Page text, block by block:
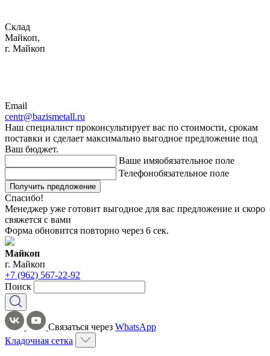
Склад
Майкоп,
г. Майкоп
Email
centr@bazismetall.ru
Наш специалист проконсультирует вас по стоимости, срокам
поставки и сделает максимально выгодное предложение под
Ваш бюджет.
Ваше имяобязательное поле
Телефонобязательное поле
Получить предложение
Спасибо!
Менеджер уже готовит выгодное для вас предложение и скоро
свяжется с вами
Форма обновится повторно через 6 сек.
Майкоп
г. Майкоп
+7 (962) 567-22-92
Поиск
Связаться через WhatsApp
Кладочная сетка